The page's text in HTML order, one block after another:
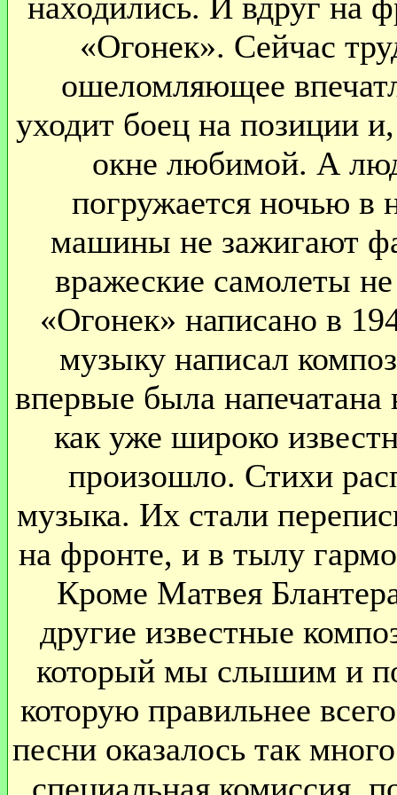
«Огонек». Сейчас
ошеломляющее
уходит боец на позиции
окне любимой. А
погружается ночью в
машины не зажигают
вражеские самолеты
«Огонек» написано в
музыку написал
впервые была напечатана
как уже широко
произошло. Стихи
музыка. Их стали
на фронте, и в тылу
Кроме Матвея
другие известные
который мы слышим и
которую правильнее
песни оказалось так